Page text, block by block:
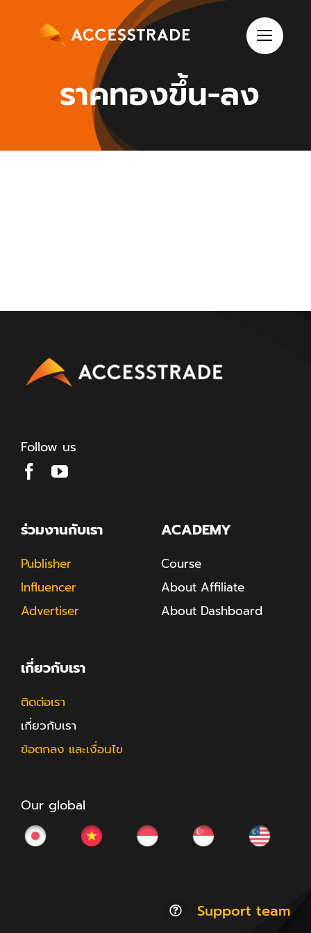
ราคทองขึ้น-ลง
Follow us
ร่วมงานกับเรา
Publisher
Influencer
Advertiser
ACADEMY
Course
About Affiliate
About Dashboard
เกี่ยวกับเรา
ติดต่อเรา
เกี่ยวกับเรา
ข้อตกลง และเงื่อนไข
Our global
Support team